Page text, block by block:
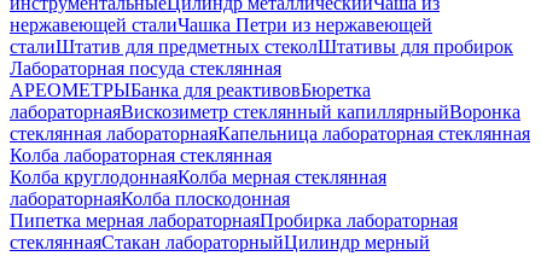
нержавеющей сталиЧашка Петри из нержавеющей
сталиШтатив для предметных стеколШтативы для пробирок
Лабораторная посуда стеклянная
АРЕОМЕТРЫБанка для реактивовБюретка
лабораторнаяВискозиметр стеклянный капиллярныйВоронка
стеклянная лабораторнаяКапельница лабораторная стеклянная
Колба лабораторная стеклянная
Колба круглодоннаяКолба мерная стеклянная
лабораторнаяКолба плоскодонная
Пипетка мерная лабораторнаяПробирка лабораторная
стекляннаяСтакан лабораторныйЦилиндр мерный